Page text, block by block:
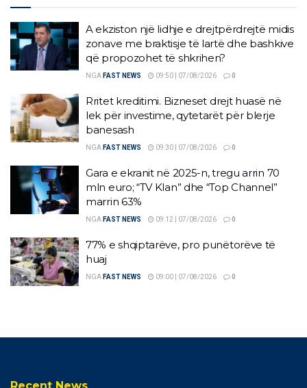
A ekziston një lidhje e drejtpërdrejtë midis
zonave me braktisje të lartë dhe bashkive
që propozohet të shkrihen?
NGA FAST NEWS 09:50 | 07/08/2026 0
Rritet kreditimi. Bizneset drejt huasë në
lek për investime, qytetarët për blerje
banesash
NGA FAST NEWS 09:30 | 07/08/2026 0
Gara e ekranit në 2025-n, tregu arrin 70
mln euro; “TV Klan” dhe “Top Channel”
marrin 63%
NGA FAST NEWS 09:12 | 07/08/2026 0
77% e shqiptarëve, pro punëtorëve të
huaj
NGA FAST NEWS 09:00 | 07/08/2026 0